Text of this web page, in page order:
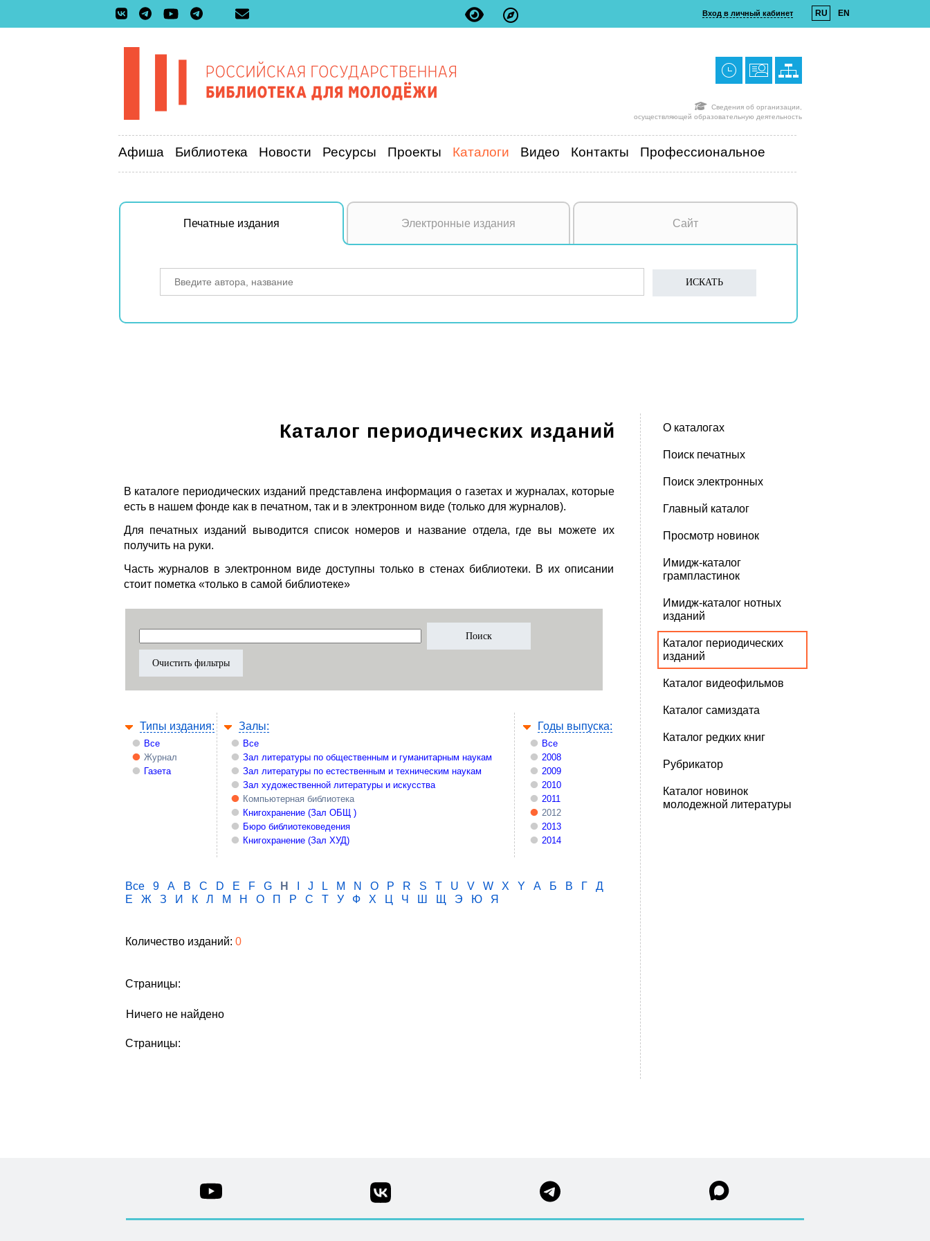
Вход в личный кабинет RU EN
Сведения об организации,
осуществляющей образовательную деятельность
Афиша Библиотека Новости Ресурсы Проекты Каталоги Видео Контакты Профессиональное
Печатные издания Электронные издания Сайт
Каталог периодических изданий
В каталоге периодических изданий представлена информация о газетах и журналах, которые
есть в нашем фонде как в печатном, так и в электронном виде (только для журналов).
Для печатных изданий выводится список номеров и название отдела, где вы можете их
получить на руки.
Часть журналов в электронном виде доступны только в стенах библиотеки. В их описании
стоит пометка «только в самой библиотеке»
Типы издания:
Все
Журнал
Газета
Залы:
Все
Зал литературы по общественным и гуманитарным наукам
Зал литературы по естественным и техническим наукам
Зал художественной литературы и искусства
Компьютерная библиотека
Книгохранение (Зал ОБЩ )
Бюро библиотековедения
Книгохранение (Зал ХУД)
Годы выпуска:
Все
2008
2009
2010
2011
2012
2013
2014
Все 9 A B C D E F G H J L M N O P R S T U V W X Y А Б В Г
Д
Е
Ж З И К Л М Н О П Р С Т У Ф Х Ц Ч Ш Щ Э Ю Я
Количество изданий: 0
Страницы:
Ничего не найдено
Страницы:
О каталогах
Поиск печатных
Поиск электронных
Главный каталог
Просмотр новинок
Имидж-каталог
грампластинок
Имидж-каталог нотных
изданий
Каталог периодических
изданий
Каталог видеофильмов
Каталог самиздата
Каталог редких книг
Рубрикатор
Каталог новинок
молодежной литературы